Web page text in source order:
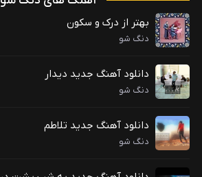
بهتر از درک و سکون
دنگ شو
دانلود آهنگ جدید دیدار
دنگ شو
دانلود آهنگ جدید تلاطم
دنگ شو